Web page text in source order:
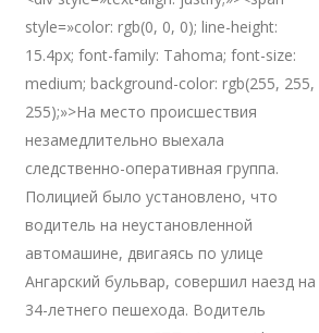
style=»color: rgb(0, 0, 0); line-height:
15.4px; font-family: Tahoma; font-size:
medium; background-color: rgb(255, 255,
255);»>На место происшествия
незамедлительно выехала
следственно-оперативная группа.
Полицией было установлено, что
водитель на неустановленной
автомашине, двигаясь по улице
Ангарский бульвар, совершил наезд на
34-летнего пешехода. Водитель